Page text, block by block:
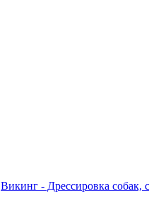
Викинг - Дрессировка собак,